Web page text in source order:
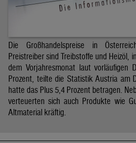
Die Großhandelspreise in
Preistreiber sind Treibstoffe und Heizöl,
dem Vorjahresmonat laut vorläufigen
Prozent, teilte die Statistik Austria am
hatte das Plus 5,4 Prozent betragen.
verteuerten sich auch Produkte wie
Altmaterial kräftig.